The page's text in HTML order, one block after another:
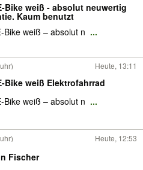
Bike weiß - absolut neuwertig
Kaum benutzt
Bike weiß – absolut n ...
Heute, 13:11
Bike weiß Elektrofahrrad
Bike weiß – absolut n ...
Heute, 12:53
Fischer